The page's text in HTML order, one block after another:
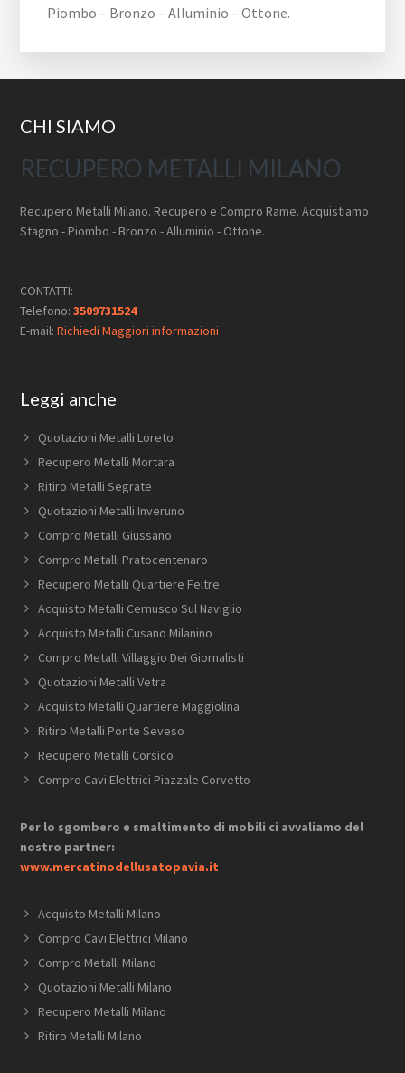
Piombo – Bronzo – Alluminio – Ottone.
Footer
CHI SIAMO
RECUPERO METALLI MILANO
Recupero Metalli Milano. Recupero e Compro Rame. Acquistiamo
Stagno - Piombo - Bronzo - Alluminio - Ottone.
CONTATTI:
Telefono:3509731524
E-mail:Richiedi Maggiori informazioni
Leggi anche
Quotazioni Metalli Loreto
Recupero Metalli Mortara
Ritiro Metalli Segrate
Quotazioni Metalli Inveruno
Compro Metalli Giussano
Compro Metalli Pratocentenaro
Recupero Metalli Quartiere Feltre
Acquisto Metalli Cernusco Sul Naviglio
Acquisto Metalli Cusano Milanino
Compro Metalli Villaggio Dei Giornalisti
Quotazioni Metalli Vetra
Acquisto Metalli Quartiere Maggiolina
Ritiro Metalli Ponte Seveso
Recupero Metalli Corsico
Compro Cavi Elettrici ​Piazzale ​Corvetto
Per lo sgombero e smaltimento di mobili ci avvaliamo del
nostro partner:
www.mercatinodellusatopavia.it
Acquisto Metalli Milano
Compro Cavi Elettrici Milano
Compro Metalli Milano
Quotazioni Metalli Milano
Recupero Metalli Milano
Ritiro Metalli Milano